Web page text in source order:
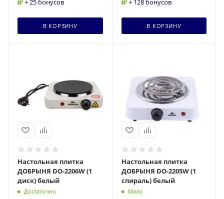
В КОРЗИНУ В КОРЗИНУ
Настольная плитка
ДОБРЫНЯ DO-2206W (1
диск) белый
Достаточно
Настольная плитка
ДОБРЫНЯ DO-2205W (1
спираль) белый
Мало